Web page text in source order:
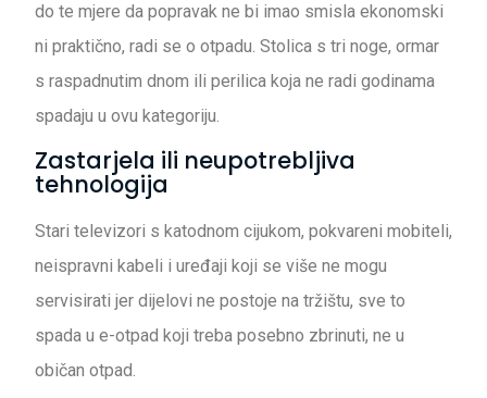
do te mjere da popravak ne bi imao smisla ekonomski
ni praktično, radi se o otpadu. Stolica s tri noge, ormar
s raspadnutim dnom ili perilica koja ne radi godinama
spadaju u ovu kategoriju.
Zastarjela ili neupotrebljiva
tehnologija
Stari televizori s katodnom cijukom, pokvareni mobiteli,
neispravni kabeli i uređaji koji se više ne mogu
servisirati jer dijelovi ne postoje na tržištu, sve to
spada u e-otpad koji treba posebno zbrinuti, ne u
običan otpad.